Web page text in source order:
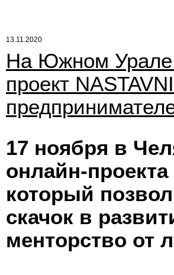
13.11.2020
На Южном Урале
проект
17 ноября в
онлайн-
который
скачок в
менторство от